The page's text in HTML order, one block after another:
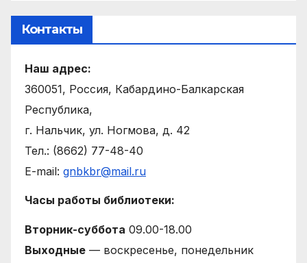
Контакты
Наш адрес:
360051, Россия, Кабардино-Балкарская
Республика,
г. Нальчик, ул. Ногмова, д. 42
Тел.: (8662) 77-48-40
E-mail: gnbkbr@mail.ru
Часы работы библиотеки:
Вторник-суббота 09.00-18.00
Выходные — воскресенье, понедельник